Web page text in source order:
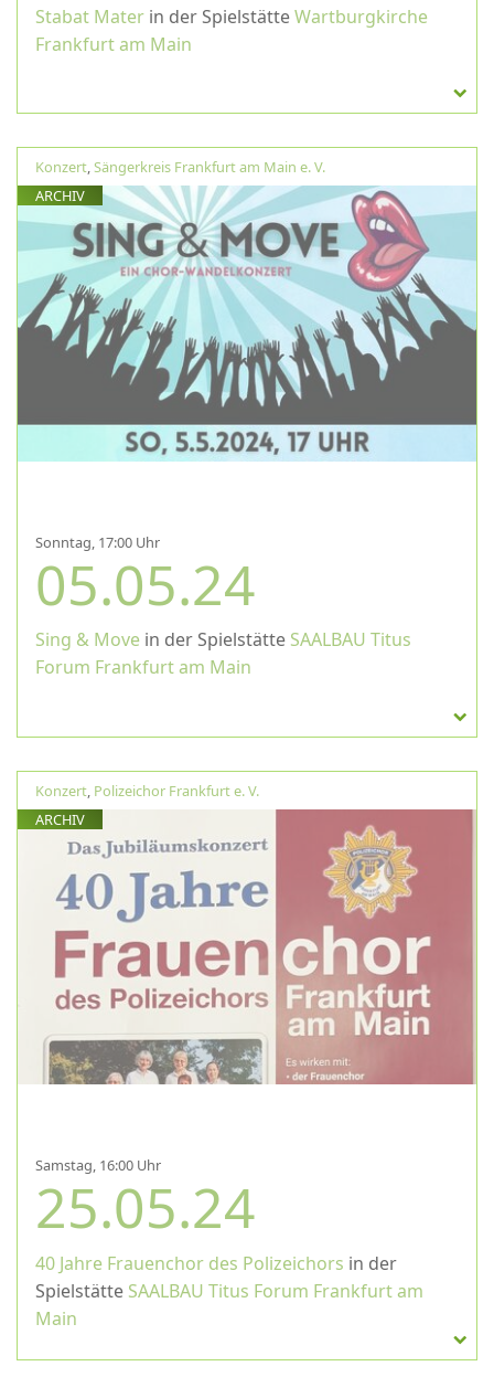
Stabat Mater in der SpielstätteWartburgkirche
Frankfurt am Main
Konzert,Sängerkreis Frankfurt am Main e. V.
ARCHIV
Sonntag, 17:00 Uhr
05.05.24
Sing & Move in der Spielstätte SAALBAU Titus
Forum Frankfurt am Main
Konzert, Polizeichor Frankfurt e. V.
ARCHIV
Samstag, 16:00 Uhr
25.05.24
40 Jahre Frauenchor des Polizeichors in der
Spielstätte SAALBAU Titus Forum Frankfurt am
Main